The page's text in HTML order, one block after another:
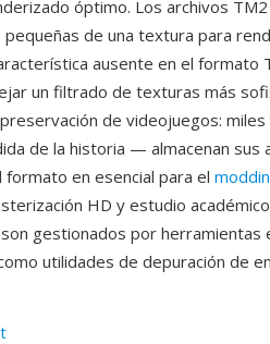
óptimo. Los archivos
de una textura para
ausente en el formato
un filtrado de texturas más
de videojuegos:
de la historia — almacenan sus
en esencial para el
HD y estudio
gestionados por herramientas
utilidades de depuración de